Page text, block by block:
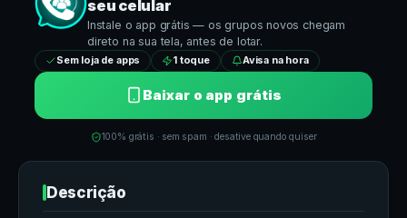
seu celular
Instale o app grátis — os grupos novos chegam
direto na sua tela, antes de lotar.
Sem loja de apps 1 toque Avisa na hora
Baixar o app grátis
100% grátis · sem spam · desative quando quiser
Descrição